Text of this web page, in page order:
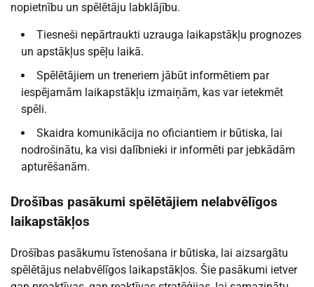
nopietnību un spēlētāju labklājību.
Tiesneši nepārtraukti uzrauga laikapstākļu prognozes
un apstākļus spēļu laikā.
Spēlētājiem un treneriem jābūt informētiem par
iespējamām laikapstākļu izmaiņām, kas var ietekmēt
spēli.
Skaidra komunikācija no oficiantiem ir būtiska, lai
nodrošinātu, ka visi dalībnieki ir informēti par jebkādām
apturēšanām.
Drošības pasākumi spēlētājiem nelabvēlīgos
laikapstākļos
Drošības pasākumu īstenošana ir būtiska, lai aizsargātu
spēlētājus nelabvēlīgos laikapstākļos. Šie pasākumi ietver